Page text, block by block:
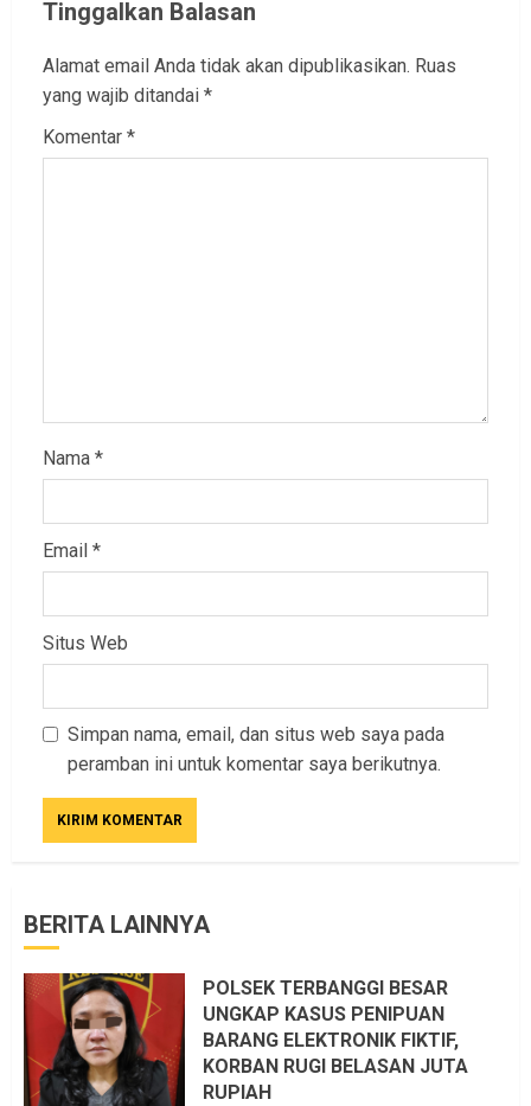
Tinggalkan Balasan
Alamat email Anda tidak akan dipublikasikan. Ruas
yang wajib ditandai *
Komentar *
Nama *
Email *
Situs Web
Simpan nama, email, dan situs web saya pada
peramban ini untuk komentar saya berikutnya.
BERITA LAINNYA
POLSEK TERBANGGI BESAR
UNGKAP KASUS PENIPUAN
BARANG ELEKTRONIK FIKTIF,
KORBAN RUGI BELASAN JUTA
RUPIAH